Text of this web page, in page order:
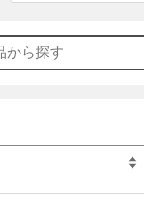
個性的な車輌を中心にや